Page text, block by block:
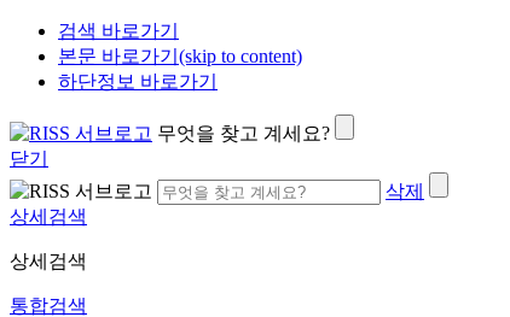
검색 바로가기
본문 바로가기(skip to content)
하단정보 바로가기
무엇을 찾고 계세요?
닫기
삭제
상세검색
상세검색
통합검색